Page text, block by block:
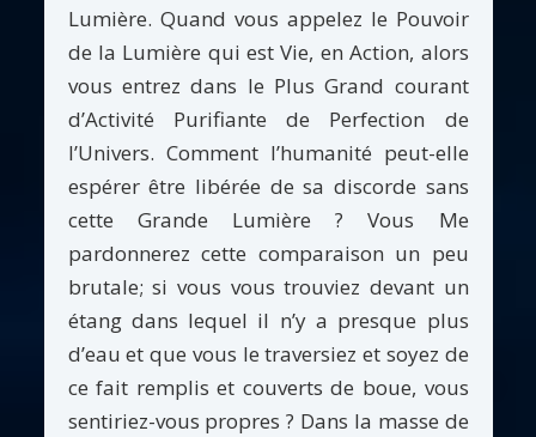
Lumière. Quand vous appelez le Pouvoir
de la Lumière qui est Vie, en Action, alors
vous entrez dans le Plus Grand courant
d’Activité Purifiante de Perfection de
l’Univers. Comment l’humanité peut-elle
espérer être libérée de sa discorde sans
cette Grande Lumière ? Vous Me
pardonnerez cette comparaison un peu
brutale; si vous vous trouviez devant un
étang dans lequel il n’y a presque plus
d’eau et que vous le traversiez et soyez de
ce fait remplis et couverts de boue, vous
sentiriez-vous propres ? Dans la masse de